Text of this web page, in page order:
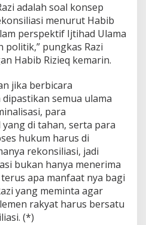
adalah soal konsep
menurut Habib
perspektif Ijtihad Ulama
pungkas Razi
Habib Rizieq kemarin.
jika berbicara
semua ulama
para
di tahan, serta para
hukum harus di
rekonsiliasi, jadi
bukan hanya menerima
apa manfaat nya bagi
yang meminta agar
rakyat harus bersatu
(*)